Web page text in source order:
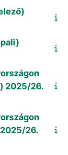
2025/26.
26.